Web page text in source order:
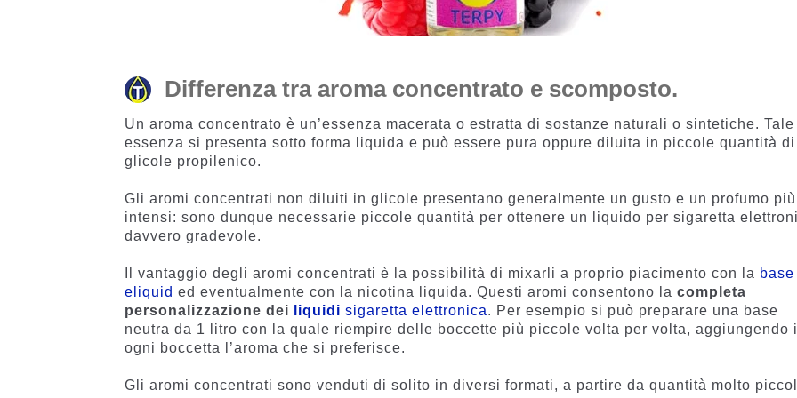
Differenza tra aroma concentrato e scomposto.
Un aroma concentrato è un’essenza macerata o estratta di sostanze naturali o sintetiche. Tale
essenza si presenta sotto forma liquida e può essere pura oppure diluita in piccole quantità di
glicole propilenico.
Gli aromi concentrati non diluiti in glicole presentano generalmente un gusto e un profumo più
intensi: sono dunque necessarie piccole quantità per ottenere un liquido per sigaretta
davvero gradevole.
Il vantaggio degli aromi concentrati è la possibilità di mixarli a proprio piacimento con la base
eliquid ed eventualmente con la nicotina liquida. Questi aromi consentono lacompleta
personalizzazione dei
liquidisigaretta elettronica. Per esempio si può preparare una base
neutra da 1 litro con la quale riempire delle boccette più piccole volta per volta, aggiungendo
ogni boccetta l’aroma che si preferisce.
Gli aromi concentrati sono venduti di solito in diversi formati, a partire da quantità molto